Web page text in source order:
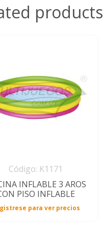
products
Código: K1171
INFLABLE 3 AROS
PISO INFLABLE
para ver precios